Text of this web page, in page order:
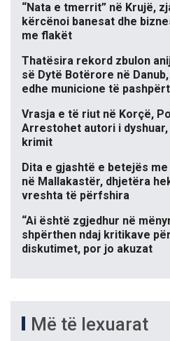
“Nata e tmerrit” në Krujë,
kërcënoi banesat dhe
me flakët
Thatësira rekord zbulon
së Dytë Botërore në
edhe municione të
Vrasja e të riut në Korçë,
Arrestohet autori i
krimit
Dita e gjashtë e betejës
në Mallakastër, dhjetëra
vreshta të përfshira
“Ai është zgjedhur në
shpërthen ndaj kritikave
diskutimet, por jo akuzat
Më të lexuarat